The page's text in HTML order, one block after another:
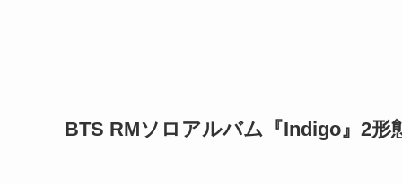
BTS RMソロアルバム『Indigo』2形